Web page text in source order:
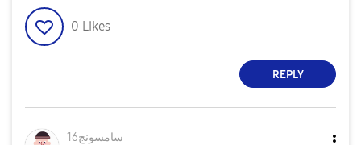
0 Likes
REPLY
سامسونج16